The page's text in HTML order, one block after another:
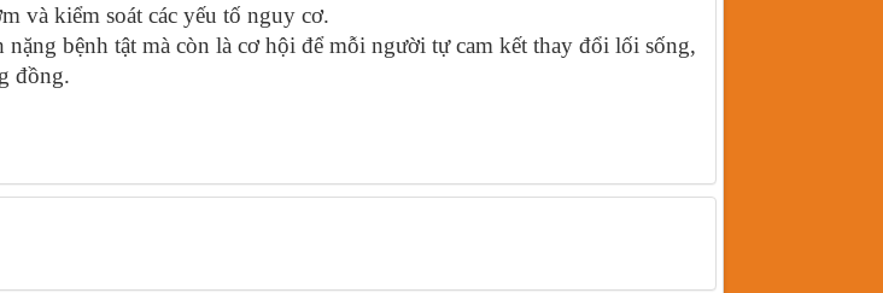
và kiểm soát các yếu tố nguy cơ.
bệnh tật mà còn là cơ hội để mỗi người tự cam kết thay đổi lối sống,
đồng.